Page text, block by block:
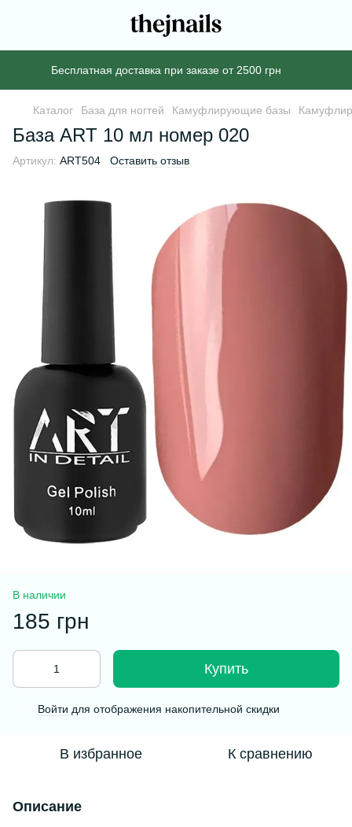
Бесплатная доставка при заказе от 2500 грн
Каталог База для ногтей Камуфлирующие базы
База ART 10 мл номер 020
Артикул: ART504 Оставить отзыв
В наличии
185 грн
Купить
Войти для отображения накопительной скидки
В избранное К сравнению
Описание